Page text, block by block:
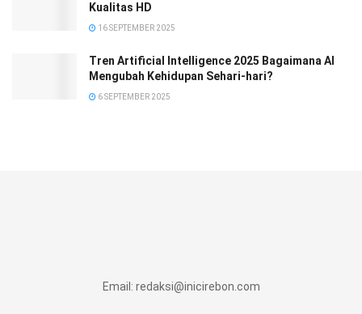
Kualitas HD
16 SEPTEMBER 2025
Tren Artificial Intelligence 2025 Bagaimana AI
Mengubah Kehidupan Sehari-hari?
6 SEPTEMBER 2025
Email: redaksi@inicirebon.com